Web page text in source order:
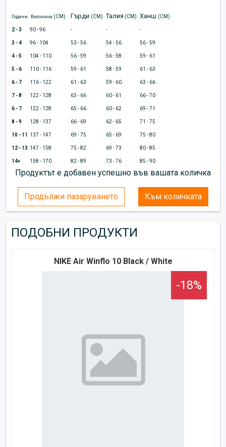
Години Височина (CM) Гърди (CM) Талия (CM) Ханш (CM)
2 - 3 90 - 96 - - -
3 - 4 96 - 104 53 - 56 54 - 56 56 - 59
4 - 5 104 - 110 56 - 59 56 - 58 59 - 61
5 - 6 110 - 116 59 - 61 58 - 59 61 - 63
6 - 7 116 - 122 61 - 63 59 - 60 63 - 66
7 - 8 122 - 128 63 - 66 60 - 61 66 - 70
6 - 7 122 - 128 65 - 66 60 - 62 69 - 71
8 - 9 128 - 137 66 - 69 62 - 65 71 - 75
10 - 11 137 - 147 69 - 75 65 - 69 75 - 80
12 - 13 147 - 158 75 - 82 69 - 73 80 - 85
14+ 158 - 170 82 - 89 73 - 76 85 - 90
Продуктът е добавен успешно във вашата количка
Продължи пазаруването Към количката
ПОДОБНИ ПРОДУКТИ
NIKE Air Winflo 10 Black / White
-18%